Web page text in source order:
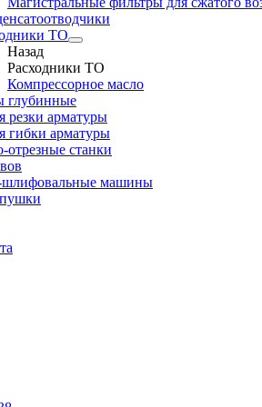
ТО
Назад
Расходники ТО
Компрессорное масло
глубинные
резки арматуры
гибки арматуры
отрезные станки
машины